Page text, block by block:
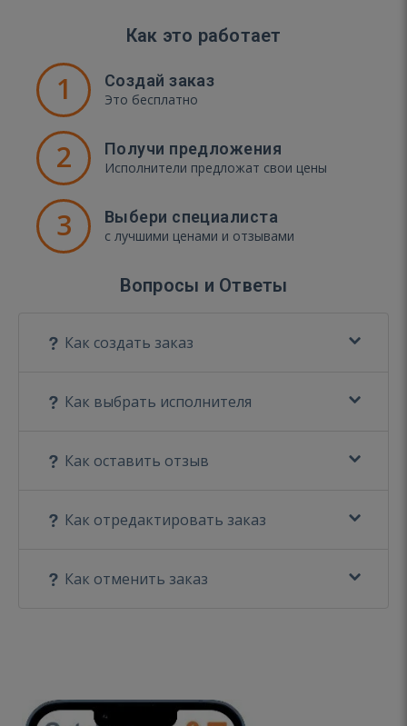
Как это работает
1 Создай заказ
Это бесплатно
2 Получи предложения
Исполнители предложат свои цены
3 Выбери специалиста
с лучшими ценами и отзывами
Вопросы и Ответы
Как создать заказ
Как выбрать исполнителя
Как оставить отзыв
Как отредактировать заказ
Как отменить заказ